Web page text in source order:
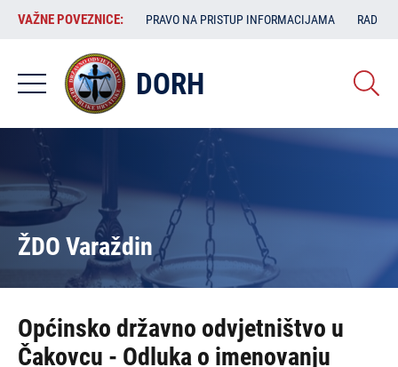
Skoči
sadržaj
VAŽNE
POVEZNICE:
VAŽNE POVEZNICE: PRAVO NA PRISTUP INFORMACIJAMA RAD
DORH
ŽDO Varaždin
Općinsko državno odvjetništvo u
Čakovcu - Odluka o imenovanju